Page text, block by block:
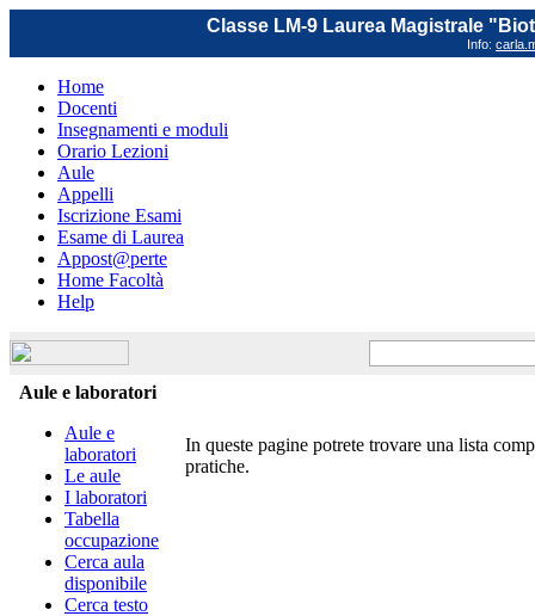
Classe LM-9 Laurea Magistrale
Info:
Home
Docenti
Insegnamenti e moduli
Orario Lezioni
Aule
Appelli
Iscrizione Esami
Esame di Laurea
Appost@perte
Home Facoltà
Help
Aule e laboratori
Aule e
laboratori
Le aule
I laboratori
Tabella
occupazione
Cerca aula
disponibile
Cerca testo
In queste pagine potrete trovare una lista
pratiche.